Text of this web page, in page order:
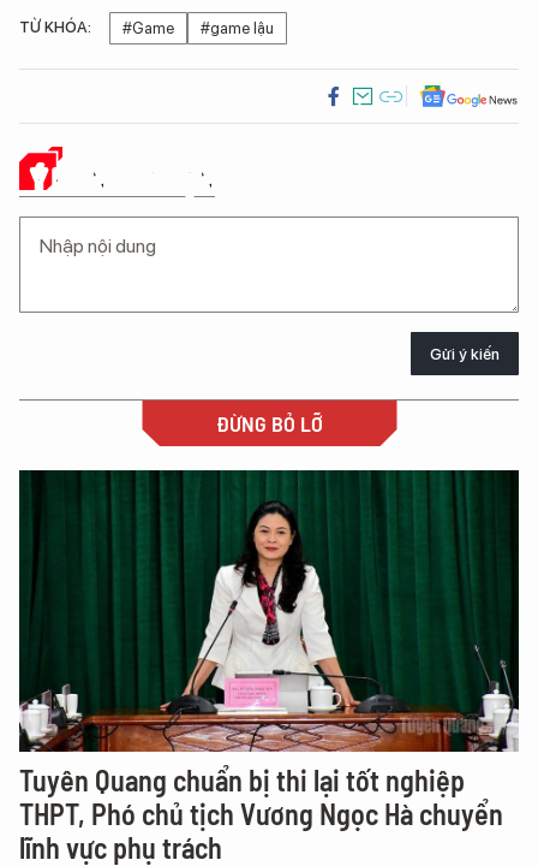
TỪ KHÓA: #Game #game lậu
Ý KIẾN CỦA BẠN
Gửi ý kiến
ĐỪNG BỎ LỠ
Tuyên Quang chuẩn bị thi lại tốt nghiệp
THPT, Phó chủ tịch Vương Ngọc Hà chuyển
lĩnh vực phụ trách